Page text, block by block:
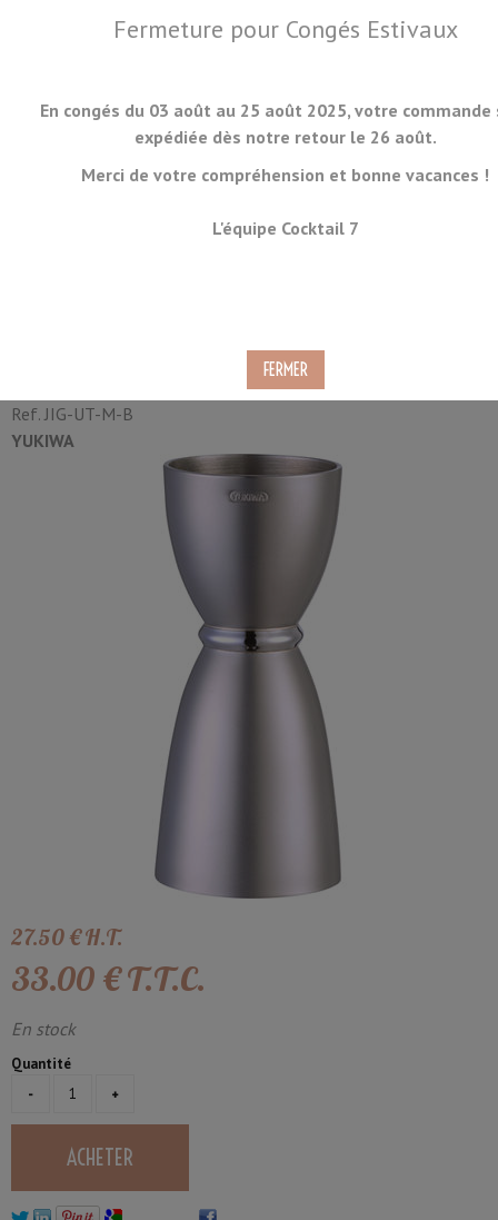
MENU
Fermeture pour Congés Estivaux
En congés du 03 août au 25 août 2025, votre commande
expédiée dès notre retour le 26 août.
Merci de votre compréhension et bonne vacances !
L'équipe Cocktail 7
Ref. JIG-UT-M-B
YUKIWA
27.50€H.T.
33.00 €T.T.C.
En stock
Quantité